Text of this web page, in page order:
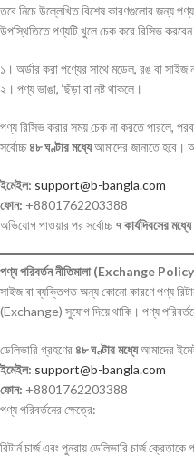
তবে নিচে উল্লেখিত বিশেষ কারণগুলোর জন্য পণ্য
উপস্থিতিতে পণ্যটি খুলে চেক করে রিসিভ
১। অর্ডার করা পণ্যের সাথে মডেল, রঙ বা সাইজ
২। পণ্য ভাঙা, ছিঁড়া বা নষ্ট থাকলে।
পণ্য রিসিভ করার সময় চেক না করতে পারলে,
সর্বোচ্চ৪৮ ঘণ্টার মধ্যেআমাদের জানাতে হবে।
ইমেইল: support@b-bangla.com
ফোন: +8801762203388
অভিযোগ পাওয়ার পর সর্বোচ্চ৭ কার্যদিবসের মধ্যে
পণ্য পরিবর্তন নীতিমালা (Exchange
সাইজ বা ব্যক্তিগত অন্য কোনো কারণে পণ্য
(Exchange) সুযোগ দিয়ে থাকি। পণ্য
ডেলিভারি গ্রহণের ৪৮ ঘণ্টার মধ্যেআমাদের
ইমেইল: support@b-bangla.com
ফোন: +8801762203388
পণ্য পরিবর্তনের ক্ষেত্রে:
রিটার্ন চার্জ এবং পুনরায় ডেলিভারি চার্জ